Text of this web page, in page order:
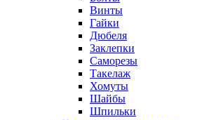
Винты
Гайки
Дюбеля
Заклепки
Саморезы
Такелаж
Хомуты
Шайбы
Шпильки